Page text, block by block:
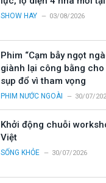
SHOW HAY 03/08/2026
Phim “Cạm bẫy ngọt
giành lại công bằng
sụp đổ vì tham vọng
PHIM NƯỚC NGOÀI 30/07/
Khởi động chuỗi
Việt
SỐNG KHỎE 30/07/2026